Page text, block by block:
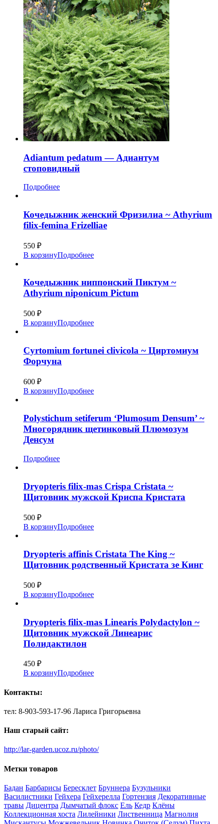
Adiantum pedatum — Адиантум
стоповидный
Подробнее
Кочедыжник женский Фризилиа ~ Athyrium
filix-femina Frizelliae
550 ₽
В корзинуПодробнее
Кочедыжник ниппонский Пиктум ~
Athyrium niponicum Pictum
500 ₽
В корзинуПодробнее
Cyrtomium fortunei clivicola ~ Циртомиум
Форчуна
600 ₽
В корзинуПодробнее
Polystichum setiferum ‘Plumosum Densum’ ~
Многорядник щетинковый Плюмозум
Денсум
Подробнее
Dryopteris filix-mas Crispa Cristata ~
Щитовник мужской Криспа Кристата
500 ₽
В корзинуПодробнее
Dryopteris affinis Cristata The King ~
Щитовник родственный Кристата зе Кинг
500 ₽
В корзинуПодробнее
Dryopteris filix-mas Linearis Polydactylon ~
Щитовник мужской Линеарис
Полидактилон
450 ₽
В корзинуПодробнее
Контакты:
тел: 8-903-593-17-96 Лариса Григорьевна
Наш старый сайт:
http://lar-garden.ucoz.ru/photo/
Метки товаров
Бадан Барбарисы Бересклет Бруннера Бузульники
Василистники Гейхера Гейхерелла Гортензия Декоративные
травы Дицентра Дымчатый флокс Ель Кедр Клёны
Коллекционная хоста Лилейники Лиственница Магнолия